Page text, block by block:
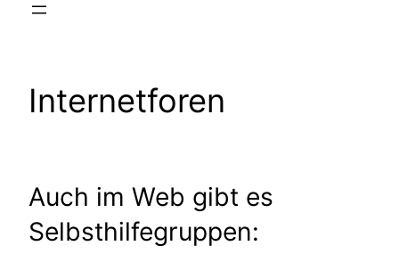
Internetforen
Auch im Web gibt es
Selbsthilfegruppen: